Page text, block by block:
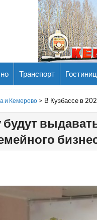
Транспорт
и Кемерово > В Кузбассе в
будут